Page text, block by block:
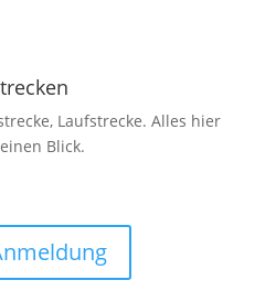
Laufstrecke. Alles hier
Blick.